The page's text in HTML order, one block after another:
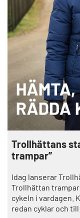
Trollhättans
trampar”
Idag lanserar
Trollhättan
cykeln i vardagen.
redan cyklar och